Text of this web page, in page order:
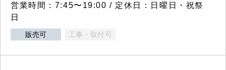
営業時間：7:45〜19:00 / 定休日：日曜日・祝祭
日
販売可 工事・取付可